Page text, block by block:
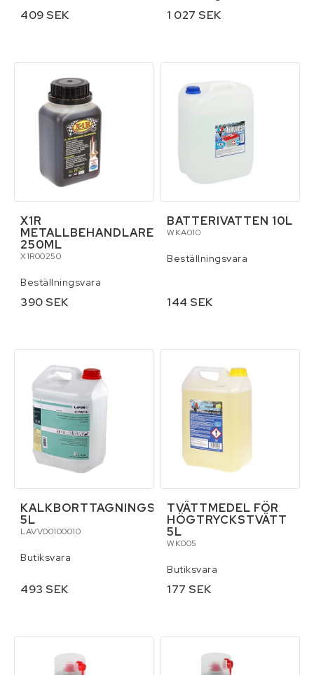
409 SEK 1 027 SEK
X1R
METALLBEHANDLARE
250ML
X1R00250
Beställningsvara
390 SEK
BATTERIVATTEN 10L
WKA010
Beställningsvara
144 SEK
KALKBORTTAGNINGSMEDEL
5L
LAVV00100010
Butiksvara
493 SEK
TVÄTTMEDEL FÖR
HÖGTRYCKSTVÄTT
5L
WK005
Butiksvara
177 SEK